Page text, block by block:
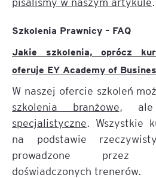
Szkolenia Prawnicy – FAQ
Jakie szkolenia, oprócz
oferuje EY Academy of
W naszej ofercie szkoleń
szkolenia branżowe,
specjalistyczne. Wszystkie
na podstawie
prowadzone przez
doświadczonych trenerów.